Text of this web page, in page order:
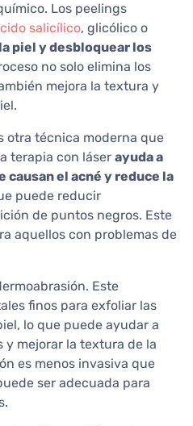
Los peelings
salicílico, glicólico o
piel y desbloquear los
no solo elimina los
mejora la textura y
otra técnica moderna que
terapia con láser ayuda a
el acné y reduce la
puede reducir
de puntos negros. Este
aquellos con problemas de
Este
finos para exfoliar las
lo que puede ayudar a
y mejorar la textura de la
es menos invasiva que
ser adecuada para